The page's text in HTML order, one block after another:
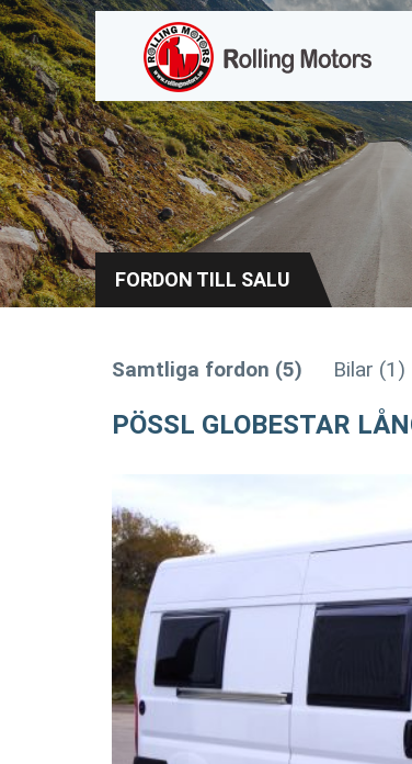
FORDON TILL SALU
Samtliga fordon (5) Bilar (1)
PÖSSL GLOBESTAR